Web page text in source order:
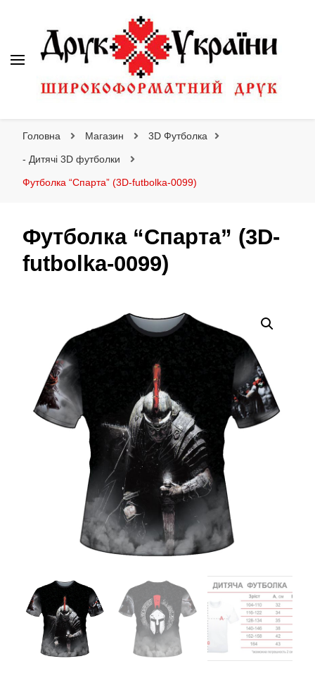
Головна Магазин 3D Футболка
- Дитячі 3D футболки
Футболка “Спарта” (3D-futbolka-0099)
Футболка “Спарта” (3D-
futbolka-0099)